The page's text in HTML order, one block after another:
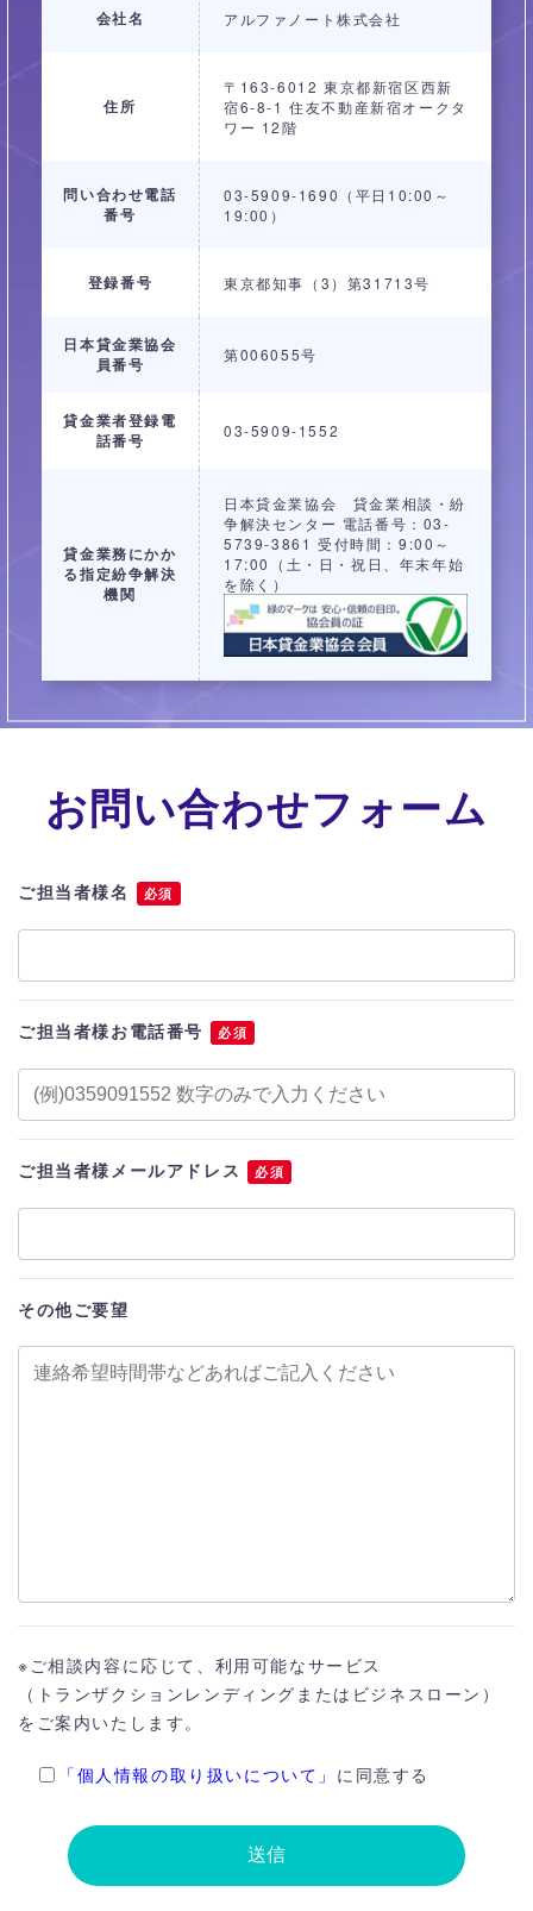
会社名 アルファノート株式会社
住所
〒163-6012 東京都新宿区西新
宿6-8-1 住友不動産新宿オークタ
ワー 12階
問い合わせ電話
番号
03-5909-1690（平日10:00～
19:00）
登録番号 東京都知事（3）第31713号
日本貸金業協会
員番号
第006055号
貸金業者登録電
話番号
03-5909-1552
貸金業務にかか
る指定紛争解決
機関
日本貸金業協会 貸金業相談・紛
争解決センター 電話番号：03-
5739-3861 受付時間：9:00～
17:00（土・日・祝日、年末年始
を除く）
お問い合わせフォーム
ご担当者様名 必須
ご担当者様お電話番号 必須
ご担当者様メールアドレス 必須
その他ご要望
※ご相談内容に応じて、利用可能なサービス
（トランザクションレンディングまたはビジネスローン）
をご案内いたします。
「個人情報の取り扱いについて」 に同意する